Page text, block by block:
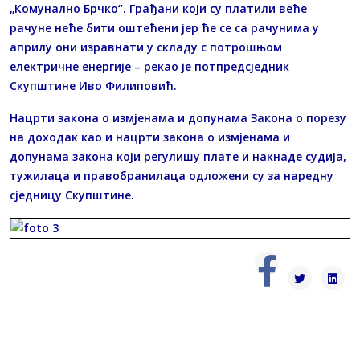
„Комунално Брчко“. Грађани који су платили веће
рачуне неће бити оштећени јер ће се са рачунима у
априлу они изравнати у складу с потрошњом
електричне енергије – рекао је потпредсједник
Скупштине Иво Филиповић.
Нацрти закона о измјенама и допунама Закона о порезу
на доходак као и нацрти закона о измјенама и
допунама закона који регулишу плате и накнаде судија,
тужилаца и правобранилаца одложени су за наредну
сједницу Скупштине.